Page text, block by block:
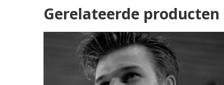
Gerelateerde producten